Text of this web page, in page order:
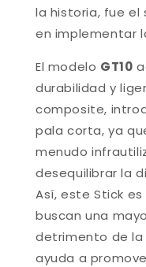
la historia, fue el
en implementar
El modelo GT10
durabilidad y
composite,
pala corta, ya
menudo
desequilibrar la
Así, este Stick
buscan una
detrimento de la
ayuda a